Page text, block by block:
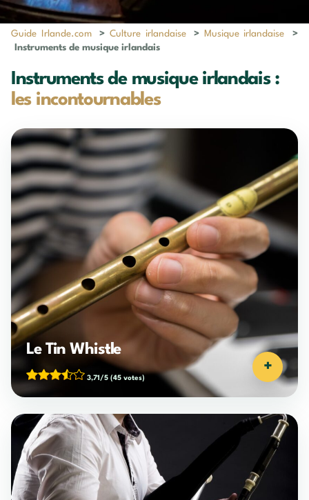
Guide Irlande.com > Culture irlandaise > Musique irlandaise
>
Instruments de musique irlandais
Instruments de musique irlandais :
les incontournables
Le Tin Whistle
3,71/5 (45 votes)
+